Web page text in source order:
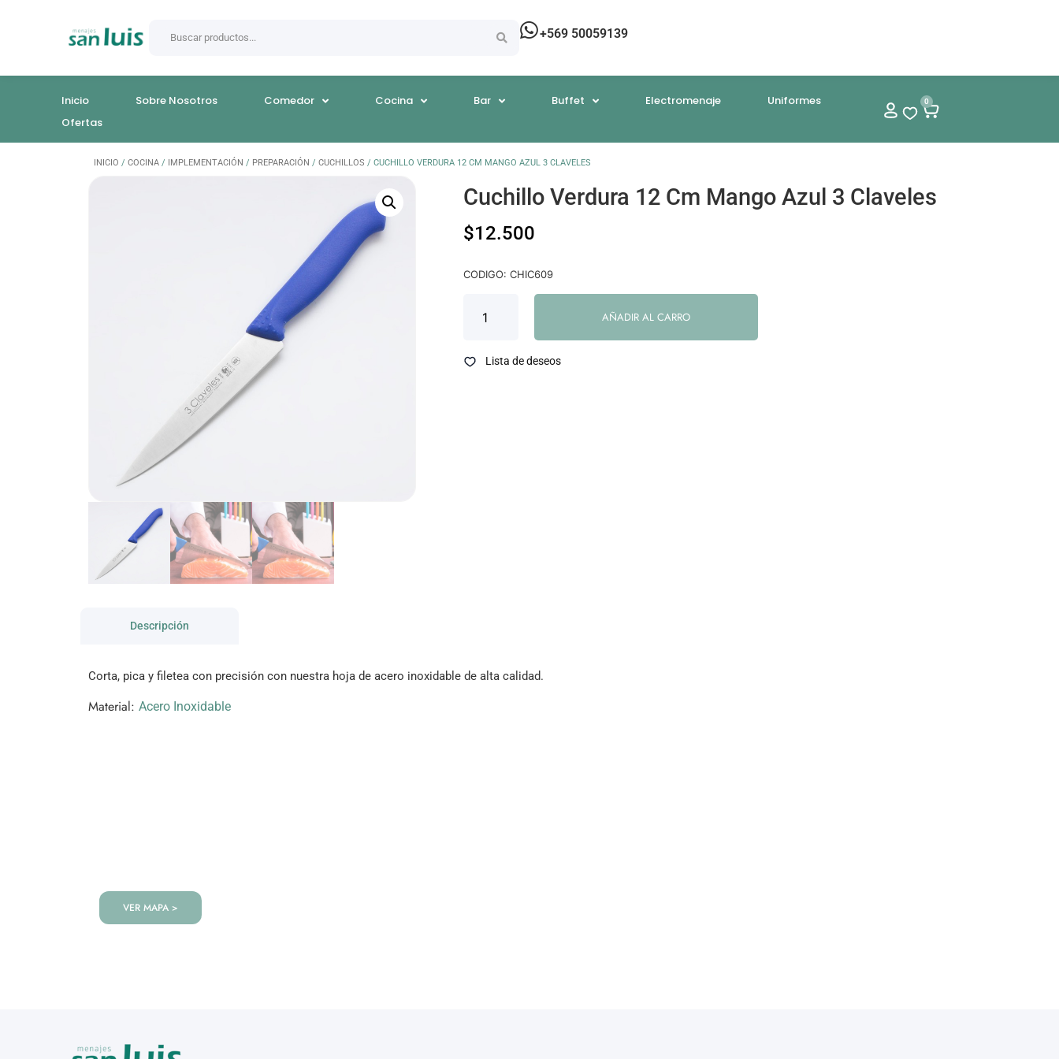
+569 50059139
Inicio Sobre Nosotros Comedor Cocina Bar Buffet Electromenaje
Uniformes
Ofertas
0
INICIO / COCINA / IMPLEMENTACIÓN / PREPARACIÓN / CUCHILLOS / CUCHILLO VERDURA 12 CM MANGO AZUL 3 CLAVELES
Cuchillo Verdura 12 Cm Mango Azul 3 Claveles
$12.500
CODIGO: CHIC609
AÑADIR AL CARRO
Lista de deseos
Descripción
Corta, pica y filetea con precisión con nuestra hoja de acero inoxidable de alta calidad.
Material: Acero Inoxidable
VER MAPA >